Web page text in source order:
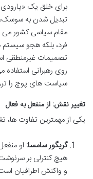
برای خلق یک
تبدیل شدن به سوسک،
مقام سیاسی کشور
فرد، بلکه هجو
تصمیمات غیرمنطقی
روی رهبرانی
سیاست های پوچ را
تغییر نقش: از منفعل به فعال
یکی از مهمترین تفاوت
گریگور سامسا: او
هیچ کنترلی بر
و واکنش اطرافیان